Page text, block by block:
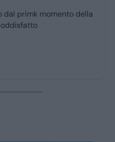
dal primk momento della